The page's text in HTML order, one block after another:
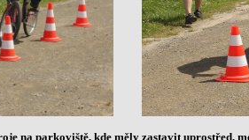
na parkoviště, kde měly zastavit uprostřed,